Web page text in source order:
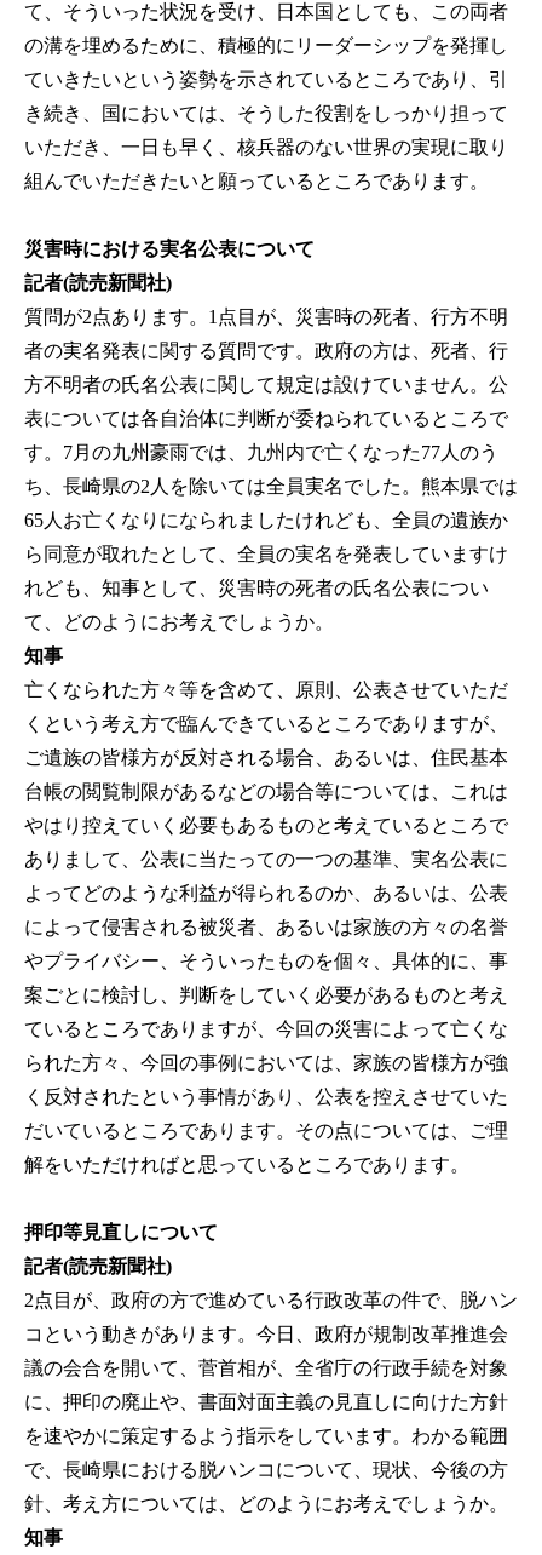
て、そういった状況を受け、日本国としても、この両者
の溝を埋めるために、積極的にリーダーシップを発揮し
ていきたいという姿勢を示されているところであり、引
き続き、国においては、そうした役割をしっかり担って
いただき、一日も早く、核兵器のない世界の実現に取り
組んでいただきたいと願っているところであります。
災害時における実名公表について
記者(読売新聞社)
質問が2点あります。1点目が、災害時の死者、行方不明
者の実名発表に関する質問です。政府の方は、死者、行
方不明者の氏名公表に関して規定は設けていません。公
表については各自治体に判断が委ねられているところで
す。7月の九州豪雨では、九州内で亡くなった77人のう
ち、長崎県の2人を除いては全員実名でした。熊本県では
65人お亡くなりになられましたけれども、全員の遺族か
ら同意が取れたとして、全員の実名を発表していますけ
れども、知事として、災害時の死者の氏名公表につい
て、どのようにお考えでしょうか。
知事
亡くなられた方々等を含めて、原則、公表させていただ
くという考え方で臨んできているところでありますが、
ご遺族の皆様方が反対される場合、あるいは、住民基本
台帳の閲覧制限があるなどの場合等については、これは
やはり控えていく必要もあるものと考えているところで
ありまして、公表に当たっての一つの基準、実名公表に
よってどのような利益が得られるのか、あるいは、公表
によって侵害される被災者、あるいは家族の方々の名誉
やプライバシー、そういったものを個々、具体的に、事
案ごとに検討し、判断をしていく必要があるものと考え
ているところでありますが、今回の災害によって亡くな
られた方々、今回の事例においては、家族の皆様方が強
く反対されたという事情があり、公表を控えさせていた
だいているところであります。その点については、ご理
解をいただければと思っているところであります。
押印等見直しについて
記者(読売新聞社)
2点目が、政府の方で進めている行政改革の件で、脱ハン
コという動きがあります。今日、政府が規制改革推進会
議の会合を開いて、菅首相が、全省庁の行政手続を対象
に、押印の廃止や、書面対面主義の見直しに向けた方針
を速やかに策定するよう指示をしています。わかる範囲
で、長崎県における脱ハンコについて、現状、今後の方
針、考え方については、どのようにお考えでしょうか。
知事